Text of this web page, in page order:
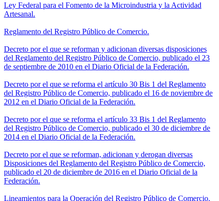
Ley Federal para el Fomento de la Microindustria y la Actividad
Artesanal.
Reglamento del Registro Público de Comercio.
Decreto por el que se reforman y adicionan diversas disposiciones
del Reglamento del Registro Público de Comercio, publicado el 23
de septiembre de 2010 en el Diario Oficial de la Federación.
Decreto por el que se reforma el artículo 30 Bis 1 del Reglamento
del Registro Público de Comercio, publicado el 16 de noviembre de
2012 en el Diario Oficial de la Federación.
Decreto por el que se reforma el artículo 33 Bis 1 del Reglamento
del Registro Público de Comercio, publicado el 30 de diciembre de
2014 en el Diario Oficial de la Federación.
Decreto por el que se reforman, adicionan y derogan diversas
Disposiciones del Reglamento del Registro Público de Comercio,
publicado el 20 de diciembre de 2016 en el Diario Oficial de la
Federación.
Lineamientos para la Operación del Registro Público de Comercio.